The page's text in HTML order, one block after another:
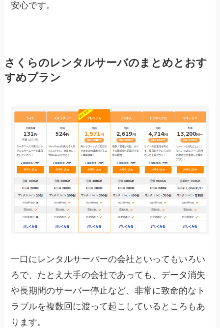
安心です。
さくらのレンタルサーバのまとめとおす
すめプラン
一口にレンタルサーバーの会社といってもいろい
ろで、たとえ大手の会社であっても、データ消失
や長期間のサーバー停止など、非常に致命的なト
ラブルを複数回に渡って起こしているところもあ
ります。